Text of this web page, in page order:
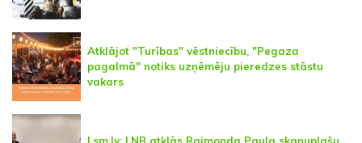
Atklājot "Turības" vēstniecību, "Pegaza
pagalmā" notiks uzņēmēju pieredzes stāstu
vakars
Lsm.lv: LNB atklās Raimonda Paula skaņuplašu